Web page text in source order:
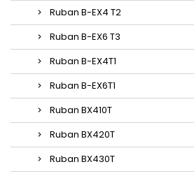
Ruban B-EX4 T2
Ruban B-EX6 T3
Ruban B-EX4T1
Ruban B-EX6T1
Ruban BX410T
Ruban BX420T
Ruban BX430T